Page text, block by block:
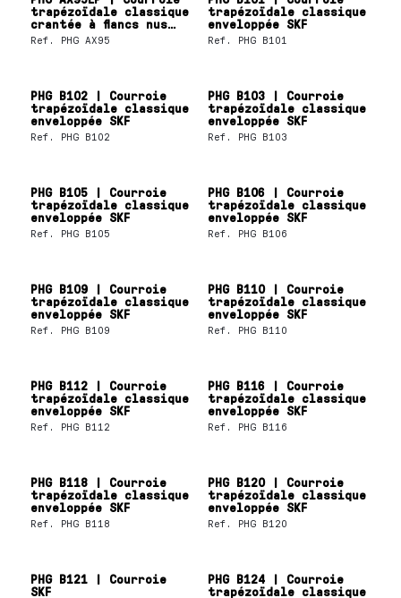
trapézoïdale classique
crantée à flancs nus
SKF
Ref. PHG AX95
trapézoïdale classique
enveloppée SKF
Ref. PHG B101
PHG B102 | Courroie
trapézoïdale classique
enveloppée SKF
Ref. PHG B102
PHG B103 | Courroie
trapézoïdale classique
enveloppée SKF
Ref. PHG B103
PHG B105 | Courroie
trapézoïdale classique
enveloppée SKF
Ref. PHG B105
PHG B106 | Courroie
trapézoïdale classique
enveloppée SKF
Ref. PHG B106
PHG B109 | Courroie
trapézoïdale classique
enveloppée SKF
Ref. PHG B109
PHG B110 | Courroie
trapézoïdale classique
enveloppée SKF
Ref. PHG B110
PHG B112 | Courroie
trapézoïdale classique
enveloppée SKF
Ref. PHG B112
PHG B116 | Courroie
trapézoïdale classique
enveloppée SKF
Ref. PHG B116
PHG B118 | Courroie
trapézoïdale classique
enveloppée SKF
Ref. PHG B118
PHG B120 | Courroie
trapézoïdale classique
enveloppée SKF
Ref. PHG B120
PHG B121 | Courroie
SKF
PHG B124 | Courroie
trapézoïdale classique